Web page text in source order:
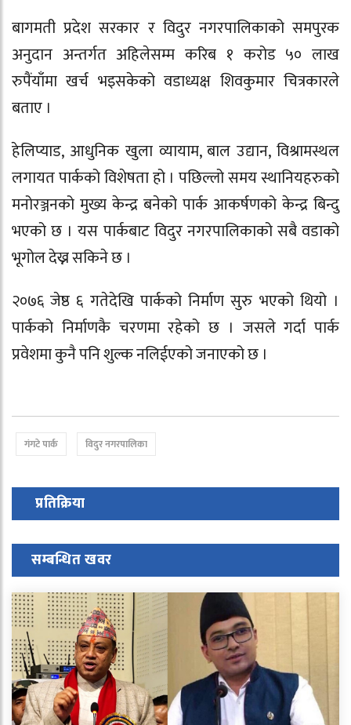
बागमती प्रदेश सरकार र विदुर नगरपालिकाको समपुरक
अनुदान अन्तर्गत अहिलेसम्म करिब १ करोड ५० लाख
रुपैंयाँमा खर्च भइसकेको वडाध्यक्ष शिवकुमार चित्रकारले
बताए ।
हेलिप्याड, आधुनिक खुला व्यायाम, बाल उद्यान, विश्रामस्थल
लगायत पार्कको विशेषता हो । पछिल्लो समय स्थानियहरुको
मनोरञ्जनको मुख्य केन्द्र बनेको पार्क आकर्षणको केन्द्र बिन्दु
भएको छ । यस पार्कबाट विदुर नगरपालिकाको सबै वडाको
भूगोल देख्न सकिने छ ।
२०७६ जेष्ठ ६ गतेदेखि पार्कको निर्माण सुरु भएको थियो ।
पार्कको निर्माणकै चरणमा रहेको छ । जसले गर्दा पार्क
प्रवेशमा कुनै पनि शुल्क नलिईएको जनाएको छ ।
गंगटे पार्क विदुर नगरपालिका
प्रतिक्रिया
सम्बन्धित खवर